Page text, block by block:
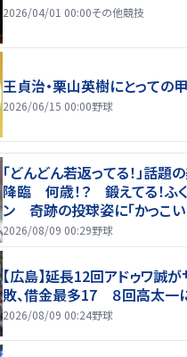
2026/04/01 00:00その他競技
王貞治・栗山英樹にとっての
2026/06/15 00:00野球
「どんどん若返ってる！」話題
降臨 何歳！？ 鍛えてる！ふ
ン 奇跡の投球姿に「かっこいい
神」
2026/08/09 00:29野球
【広島】延長12回アドゥワ誠
敗、借金最多17 ８回高太一
2026/08/09 00:24野球